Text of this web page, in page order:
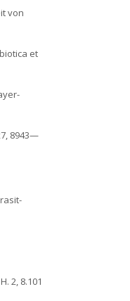
von
et
8943—
2, 8.101